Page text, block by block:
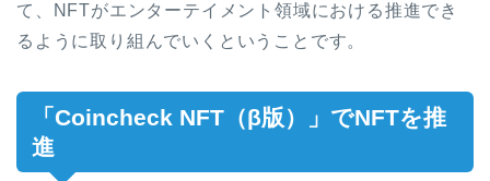
て、NFTがエンターテイメント領域における推進でき
るように取り組んでいくということです。
「Coincheck NFT（β版）」でNFTを推
進